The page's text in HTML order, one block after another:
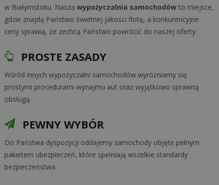
w Białymstoku. Nasza wypożyczalnia samochodówto miejsce,
gdzie znajdą Państwo świetnej jakości flotę, a konkurencyjne
ceny sprawią, że zechcą Państwo powrócić do naszej oferty.
PROSTE ZASADY
Wśród innych wypożyczalni samochodów wyróżniamy się
prostymi procedurami wynajmu aut oraz wyjątkowo sprawną
obsługą.
PEWNY WYBÓR
Do Państwa dyspozycji oddajemy samochody objęte pełnym
pakietem ubezpieczeń, które spełniają wszelkie standardy
bezpieczeństwa.